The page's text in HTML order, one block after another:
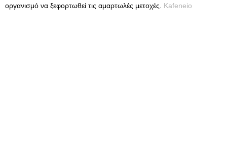
οργανισμό να ξεφορτωθεί τις αμαρτωλές μετοχές. Kafeneio